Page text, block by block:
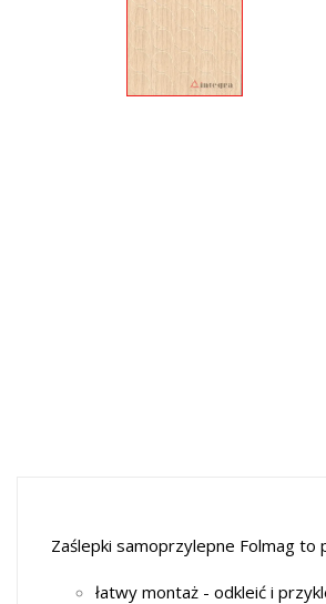
Zaślepki samoprzylepne Folmag
łatwy montaż - odkleić i